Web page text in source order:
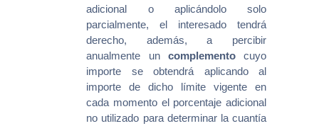
adicional o aplicándolo solo
parcialmente, el interesado tendrá
derecho, además, a percibir
anualmente un complementocuyo
importe se obtendrá aplicando al
importe de dicho límite vigente en
cada momento el porcentaje adicional
no utilizado para determinar la cuantía